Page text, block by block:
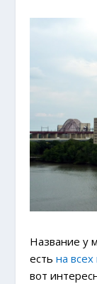
Название у
естьна всех
вот